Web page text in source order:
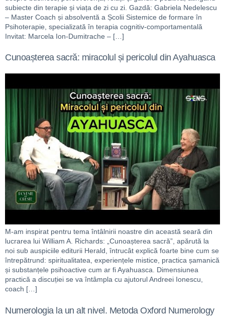
subiecte din terapie și viața de zi cu zi. Gazdă: Gabriela Nedelescu
– Master Coach și absolventă a Școlii Sistemice de formare în
Psihoterapie, specializată în terapia cognitiv-comportamentală
Invitat: Marcela Ion-Dumitrache – […]
Cunoașterea sacră: miracolul și pericolul din Ayahuasca
M-am inspirat pentru tema întâlnirii noastre din această seară din
lucrarea lui William A. Richards: „Cunoașterea sacră”, apărută la
noi sub auspiciile editurii Herald, întrucât explică foarte bine cum se
întrepătrund: spiritualitatea, experiențele mistice, practica șamanică
și substanțele psihoactive cum ar fi Ayahuasca. Dimensiunea
practică a discuției se va întâmpla cu ajutorul Andreei Ionescu,
coach […]
Numerologia la un alt nivel. Metoda Oxford Numerology